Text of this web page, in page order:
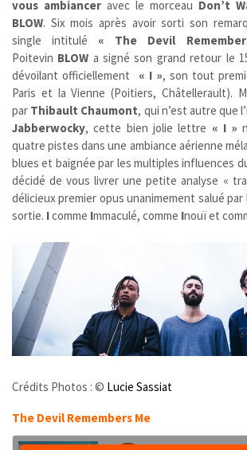
vous ambiancer avec le morceau Don’t
BLOW. Six mois après avoir sorti son
single intitulé « The Devil
Poitevin BLOW a signé son grand retour le
dévoilant officiellement « I », son tout
Paris et la Vienne (Poitiers, Châtellerault).
par Thibault Chaumont, qui n’est autre que
Jabberwocky, cette bien jolie lettre « I »
quatre pistes dans une ambiance aérienne
blues et baignée par les multiples influences
décidé de vous livrer une petite analyse «
délicieux premier opus unanimement salué
sortie. Icomme Immaculé, comme Inouï et
Crédits Photos : © Lucie Sassiat
The Devil Remembers Me